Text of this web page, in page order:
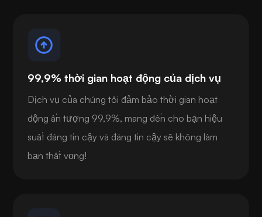
99,9% thời gian hoạt động của dịch vụ
Dịch vụ của chúng tôi đảm bảo thời gian hoạt
động ấn tượng 99,9%, mang đến cho bạn hiệu
suất đáng tin cậy và đáng tin cậy sẽ không làm
bạn thất vọng!